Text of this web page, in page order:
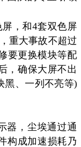
，和4套双色屏
重大事故不超过
要更换模块等配
，确保大屏不出
黑、一列不亮等)
器，尘埃通过通
构成加速损耗乃